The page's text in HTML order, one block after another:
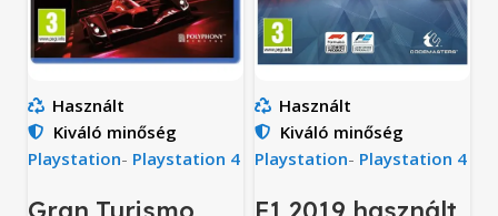
Használt
Kiváló minőség
Playstation- Playstation 4
Használt
Kiváló minőség
Playstation- Playstation 4